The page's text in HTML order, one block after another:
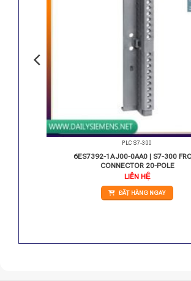
PLC S7-300
6ES7392-1AJ00-0AA0 | S7-300
CONNECTOR 20-POLE
LIÊN HỆ
ĐẶT HÀNG NGAY